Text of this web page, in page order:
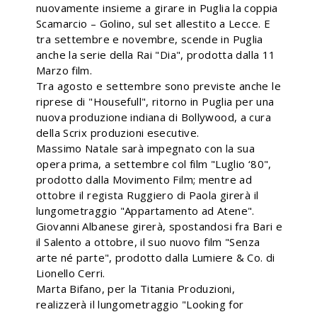
nuovamente insieme a girare in Puglia la coppia
Scamarcio – Golino, sul set allestito a Lecce. E
tra settembre e novembre, scende in Puglia
anche la serie della Rai "Dia", prodotta dalla 11
Marzo film.
Tra agosto e settembre sono previste anche le
riprese di "Housefull", ritorno in Puglia per una
nuova produzione indiana di Bollywood, a cura
della Scrix produzioni esecutive.
Massimo Natale sarà impegnato con la sua
opera prima, a settembre col film "Luglio ‘80",
prodotto dalla Movimento Film; mentre ad
ottobre il regista Ruggiero di Paola girerà il
lungometraggio "Appartamento ad Atene".
Giovanni Albanese girerà, spostandosi fra Bari e
il Salento a ottobre, il suo nuovo film "Senza
arte né parte", prodotto dalla Lumiere & Co. di
Lionello Cerri.
Marta Bifano, per la Titania Produzioni,
realizzerà il lungometraggio "Looking for